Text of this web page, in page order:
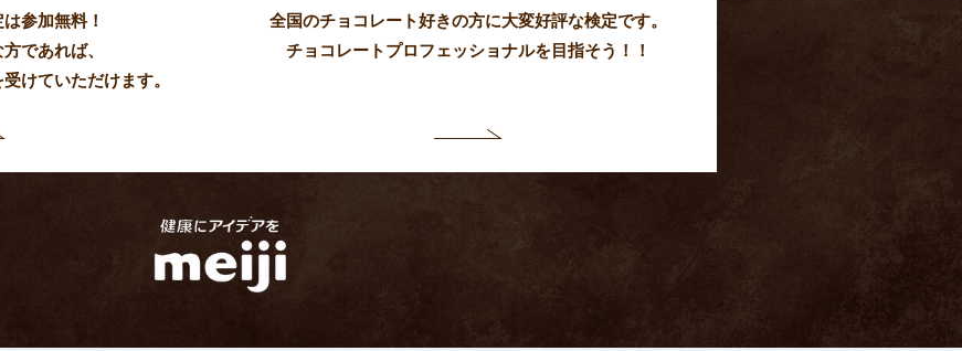
参加無料！
であれば、
けていただけます。
全国のチョコレート好きの方に大変好評な検定です。
チョコレートプロフェッショナルを目指そう！！